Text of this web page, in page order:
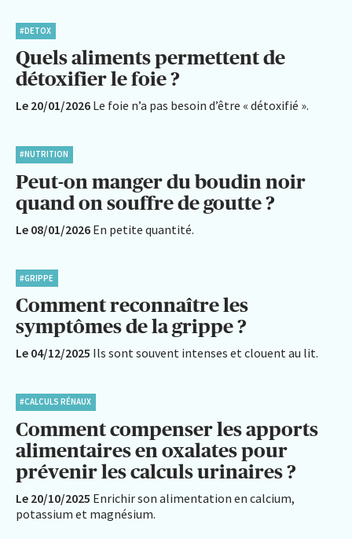
#DETOX
Quels aliments permettent de
détoxifier le foie ?
Le 20/01/2026 Le foie n’a pas besoin d’être « détoxifié ».
#NUTRITION
Peut-on manger du boudin noir
quand on souffre de goutte ?
Le 08/01/2026 En petite quantité.
#GRIPPE
Comment reconnaître les
symptômes de la grippe ?
Le 04/12/2025 Ils sont souvent intenses et clouent au lit.
#CALCULS RÉNAUX
Comment compenser les apports
alimentaires en oxalates pour
prévenir les calculs urinaires ?
Le 20/10/2025 Enrichir son alimentation en calcium,
potassium et magnésium.